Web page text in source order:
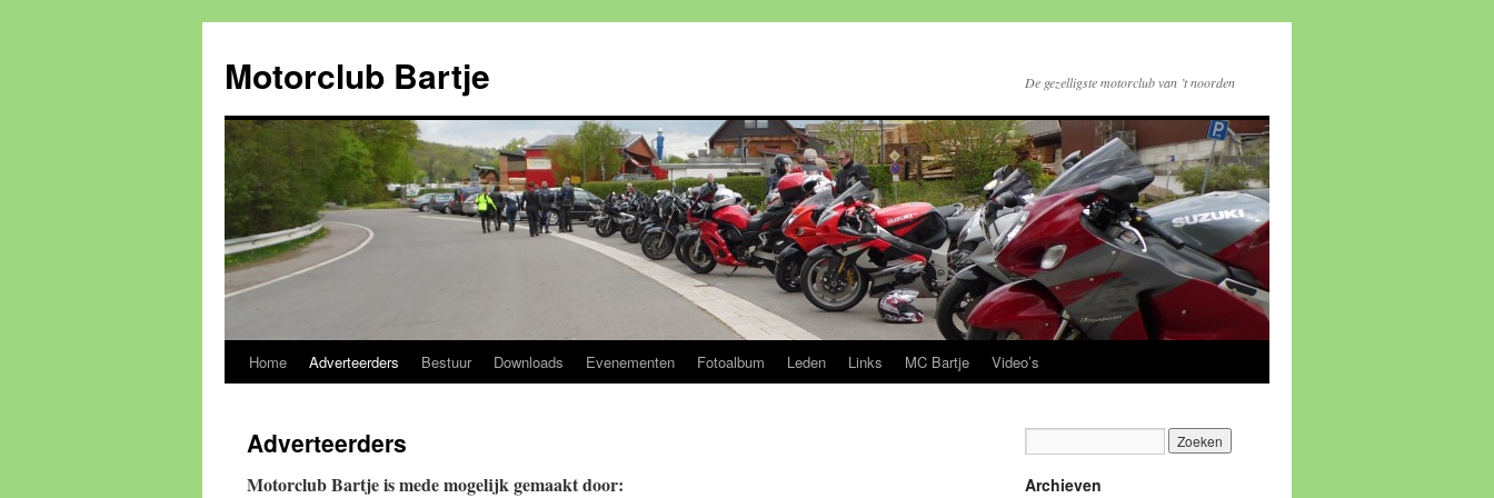
de
inhoud
Motorclub Bartje De gezelligste motorclub van ’t noorden
Home Adverteerders Bestuur Downloads Evenementen Fotoalbum Leden Links MC Bartje Video’s
Adverteerders
Motorclub Bartje is mede mogelijk gemaakt door: Archieven